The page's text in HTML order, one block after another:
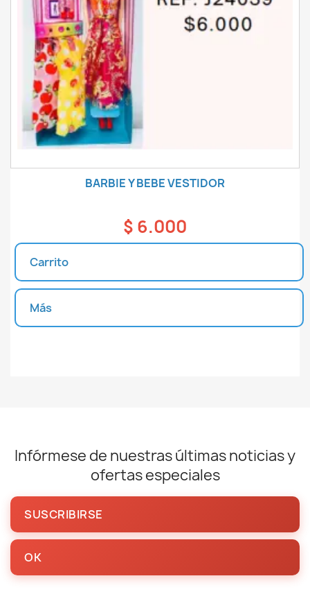
BARBIE Y BEBE VESTIDOR
$ 6.000
Carrito
Más
Infórmese de nuestras últimas noticias y
ofertas especiales